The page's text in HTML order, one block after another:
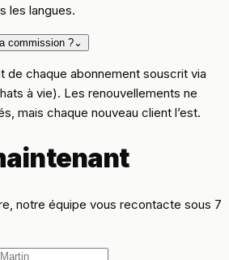
les langues.
commission ?⌄
de chaque abonnement souscrit via
à vie). Les renouvellements ne
mais chaque nouveau client l’est.
notre équipe vous recontacte sous 7